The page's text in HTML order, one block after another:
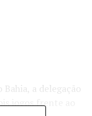
a delegação
jogos frente ao